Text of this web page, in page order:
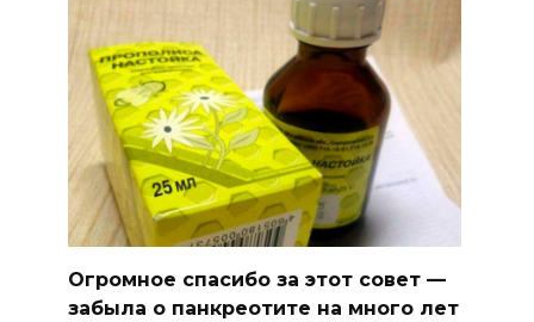
Огромное спасибо за этот совет —
забыла о панкреотите на много лет